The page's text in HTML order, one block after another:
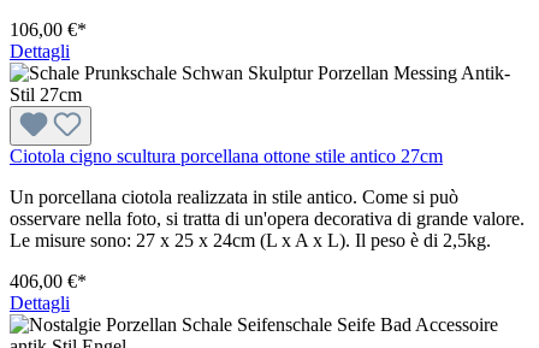
106,00 €*
Dettagli
Ciotola cigno scultura porcellana ottone stile antico 27cm
Un porcellana ciotola realizzata in stile antico. Come si può
osservare nella foto, si tratta di un'opera decorativa di grande valore.
Le misure sono: 27 x 25 x 24cm (L x A x L). Il peso è di 2,5kg.
406,00 €*
Dettagli